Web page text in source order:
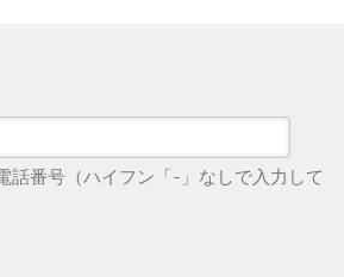
話番号（ハイフン「-」なしで入力して